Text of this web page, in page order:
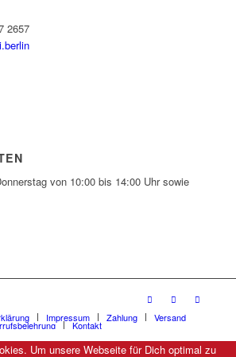
2657
von 10:00 bis 14:00 Uhr sowie
Impressum Zahlung Versand
Kontakt
Um unsere Webseite für Dich optimal zu